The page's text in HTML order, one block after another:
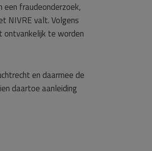
fraudeonderzoek,
NIVRE valt. Volgens
ontvankelijk te worden
en daarmee de
daartoe aanleiding